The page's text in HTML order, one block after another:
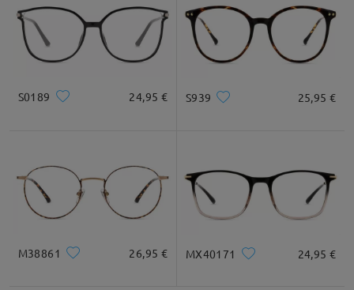
S0189 24,95 € S939 25,95 €
M38861 26,95 € MX40171 24,95 €